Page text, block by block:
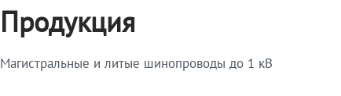
Продукция
Магистральные и литые шинопроводы до 1 кВ